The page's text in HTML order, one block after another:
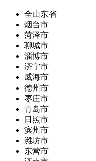
全山东省
烟台市
菏泽市
聊城市
淄博市
济宁市
威海市
德州市
枣庄市
青岛市
日照市
滨州市
潍坊市
东营市